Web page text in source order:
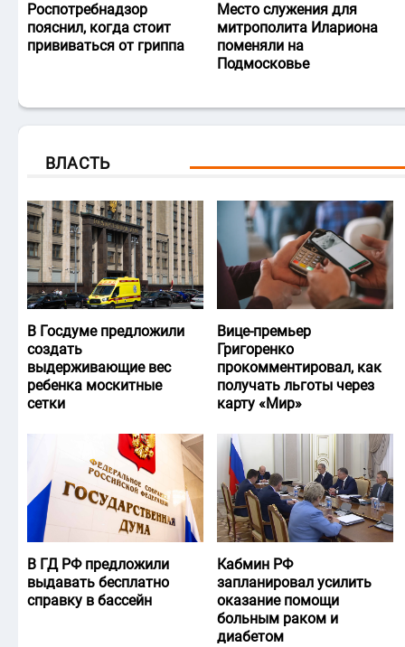
Роспотребнадзор
пояснил, когда стоит
прививаться от гриппа
Место служения для
митрополита Илариона
поменяли на
Подмосковье
ВЛАСТЬ
В Госдуме предложили
создать
выдерживающие вес
ребенка москитные
сетки
Вице-премьер
Григоренко
прокомментировал, как
получать льготы через
карту «Мир»
В ГД РФ предложили
выдавать бесплатно
справку в бассейн
Кабмин РФ
запланировал усилить
оказание помощи
больным раком и
диабетом